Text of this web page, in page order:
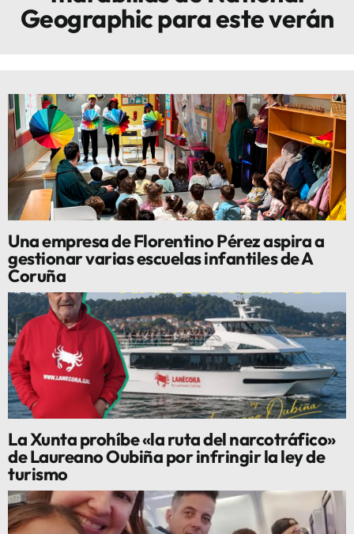
Geographic para este verán
Una empresa de Florentino Pérez aspira a
gestionar varias escuelas infantiles de A
Coruña
La Xunta prohíbe «la ruta del narcotráfico»
de Laureano Oubiña por infringir la ley de
turismo